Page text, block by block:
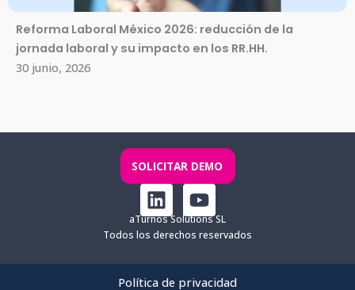
Reforma Laboral México 2026: reducción de la
jornada laboral y su impacto en los RR.HH.
30 junio, 2026
SOLICITAR DEMO
L
i
n
e
Y
o
u
u
aTurnos Solutions SL
Todos los derechos reservados
Política de privacidad